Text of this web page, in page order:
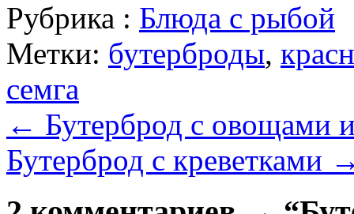
Рубрика : Блюда с рыбой
Метки: бутерброды,
семга
← Бутерброд с овощами
Бутерброд с креветками